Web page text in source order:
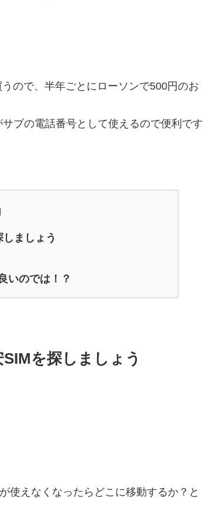
ので、半年ごとにローソンで500円のお
ブの電話番号として使えるので便利です
ましょう
いのでは！？
を探しましょう
使えなくなったらどこに移動するか？と